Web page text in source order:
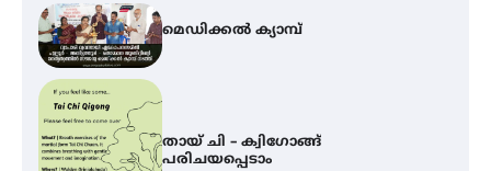
മെഡിക്കൽ ക്യാമ്പ്
തായ് ചി – ക്വിഗോങ്ങ്
പരിചയപ്പെടാം